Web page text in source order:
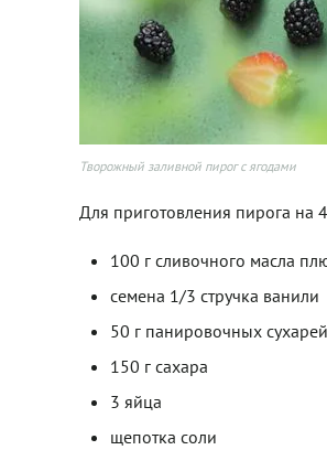
Творожный заливной пирог с ягодами
Для приготовления пирога на
100 г сливочного масла
семена 1/3 стручка ванили
50 г панировочных сухарей
150 г сахара
3 яйца
щепотка соли